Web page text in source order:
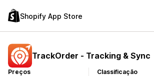
Shopify App Store
TrackOrder ‑ Tracking & Sync
Preços
Classificação